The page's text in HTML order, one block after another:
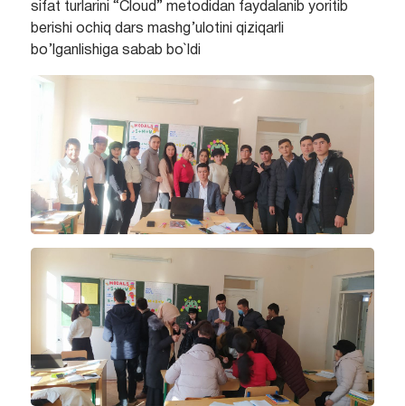
sifat turlarini “Cloud” metodidan faydalanib yoritib
berishi ochiq dars mashg’ulotini qiziqarli
bo’lganlishiga sabab bo`ldi